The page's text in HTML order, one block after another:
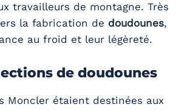
travailleurs de montagne. Très
la fabrication de doudounes,
au froid et leur légèreté.
de doudounes
Moncler étaient destinées aux